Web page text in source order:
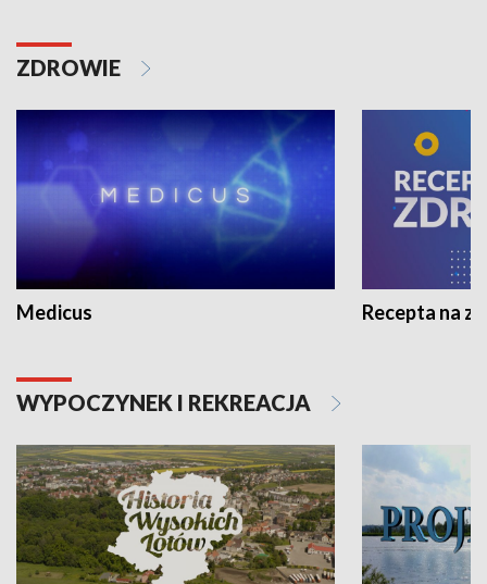
ZDROWIE
Medicus Recepta na
WYPOCZYNEK I REKREACJA